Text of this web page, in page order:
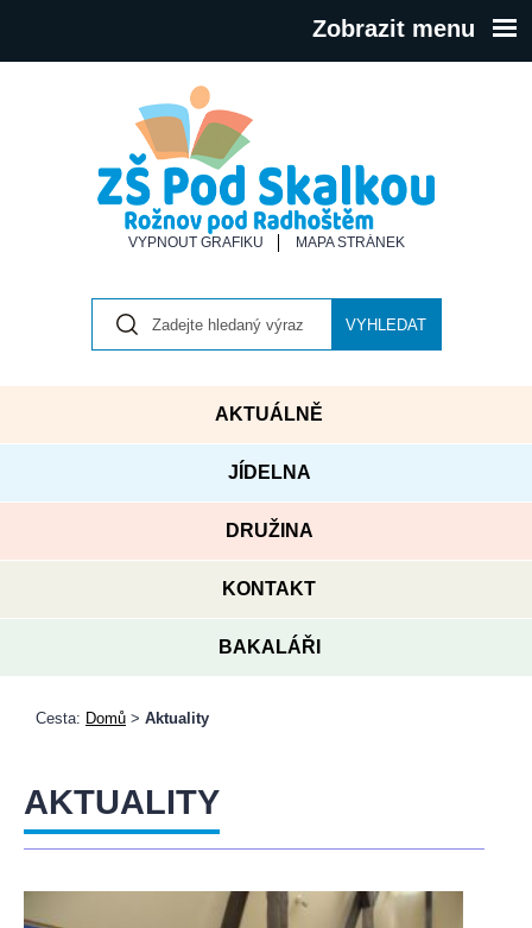
Zobrazit menu
VYPNOUT GRAFIKU MAPA STRÁNEK
VYHLEDAT
AKTUÁLNĚ
JÍDELNA
DRUŽINA
KONTAKT
BAKALÁŘI
Cesta: Domů > Aktuality
AKTUALITY